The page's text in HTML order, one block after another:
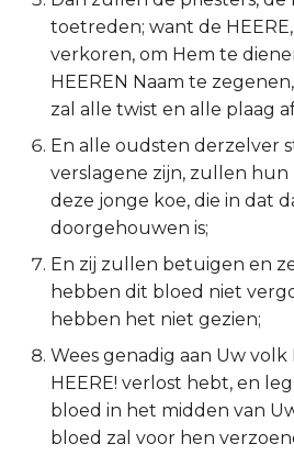
1 Thessalonicenzen
2 Thessalonicenzen
1 Timótheüs
2 Timótheüs
Filémon
Hebreeën
Jakobus
toetreden; want de
verkoren, om Hem te
HEEREN Naam te
zal alle twist en alle plaag
En alle oudsten derzelver
verslagene zijn, zullen hun
deze jonge koe, die in dat
doorgehouwen is;
En zij zullen betuigen en
hebben dit bloed niet
hebben het niet gezien;
Wees genadig aan Uw volk
HEERE! verlost hebt, en
bloed in het midden van
bloed zal voor hen